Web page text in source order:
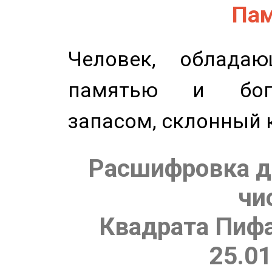
Человек,
памятью и
запасом, склонный
Расшифровка
Квадрата